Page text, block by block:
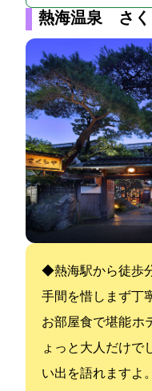
熱海温泉 さく
◆熱海駅から徒歩5
手間を惜しまず丁
お部屋食で堪能 ホ
ょっと大人だけで
い出を語れますよ